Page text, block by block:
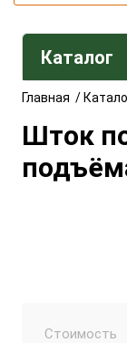
Каталог
Главная /
Шток
Стоимость